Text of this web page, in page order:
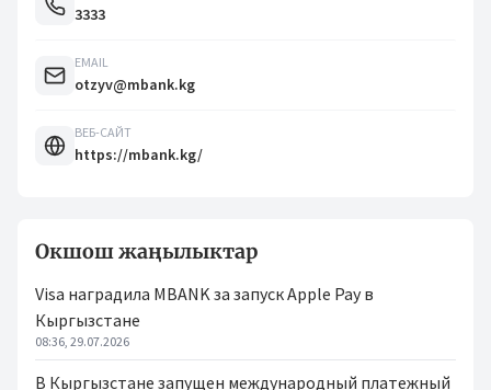
3333
EMAIL
otzyv@mbank.kg
ВЕБ-САЙТ
https://mbank.kg/
Окшош жаңылыктар
Visa наградила MBANK за запуск Apple Pay в
Кыргызстане
08:36, 29.07.2026
В Кыргызстане запущен международный платежный